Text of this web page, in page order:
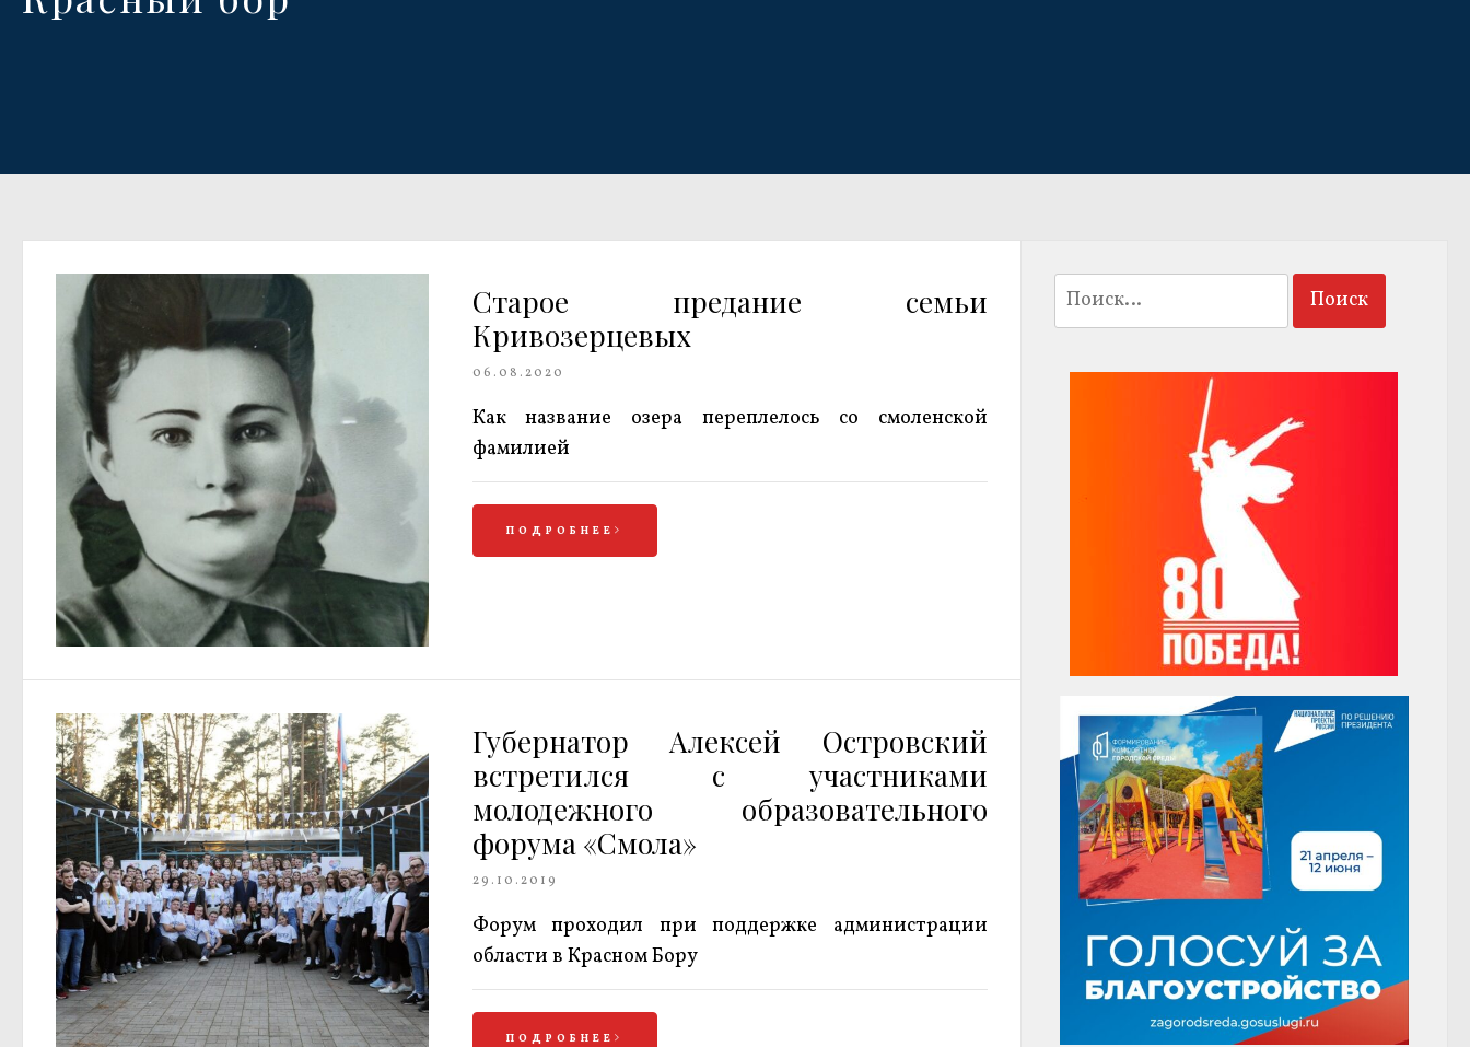
Старое предание семьи
Кривозерцевых
06.08.2020
Как название озера переплелось со смоленской
фамилией
ПОДРОБНЕЕ
Губернатор Алексей Островский
встретился с участниками
молодежного образовательного
форума «Смола»
29.10.2019
Форум проходил при поддержке администрации
области в Красном Бору
ПОДРОБНЕЕ
Найти: